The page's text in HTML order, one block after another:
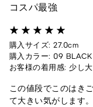
コスパ最強
購入サイズ: 27.0cm
購入カラー: 09 BLACK
お客様の着用感: 少し
この値段でこのはき
て大きい気がします。